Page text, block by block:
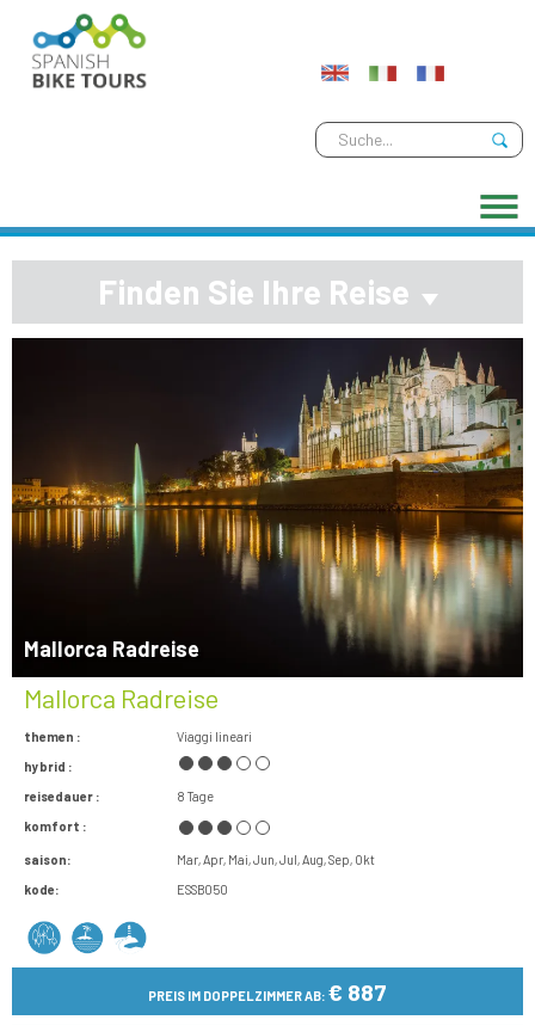
Finden Sie Ihre Reise
Mallorca Radreise
Mallorca Radreise
themen :
Viaggi lineari
hybrid :
reisedauer :
8 Tage
komfort :
saison: Mar Apr Mai Jun Jul Aug Sep Okt
kode:
ESSB050
PREIS IM DOPPELZIMMER AB: € 887